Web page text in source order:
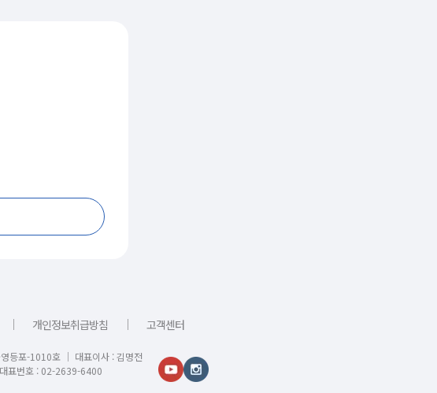
｜ 개인정보취급방침 ｜ 고객센터
등포-1010호 │ 대표이사 : 김명전
표번호 : 02-2639-6400